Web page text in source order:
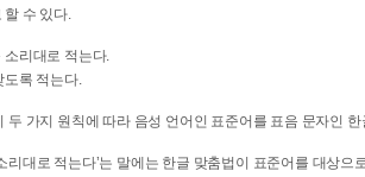
할 수 있다.
소리대로 적는다.
도록 적는다.
두 가지 원칙에 따라 음성 언어인 표준어를 표음 문자인
리대로 적는다’는 말에는 한글 맞춤법이 표준어를 대상으